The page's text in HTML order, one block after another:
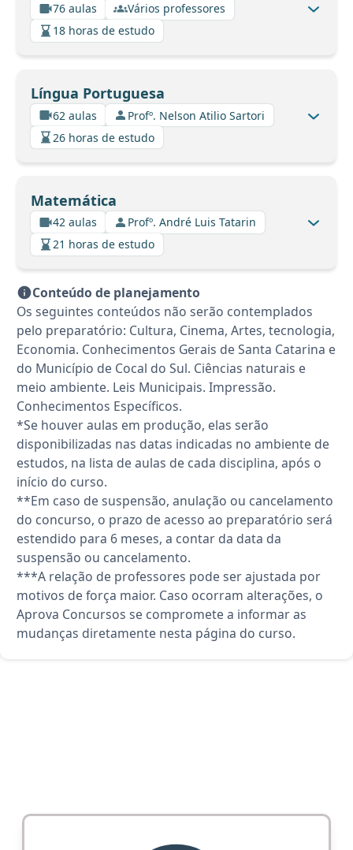
76 aulas
Vários professores
18 horas de estudo
Língua Portuguesa
62 aulas
Profº. Nelson Atilio Sartori
26 horas de estudo
Matemática
42 aulas
Profº. André Luis Tatarin
21 horas de estudo
Conteúdo de planejamento
Os seguintes conteúdos não serão contemplados
pelo preparatório: Cultura, Cinema, Artes, tecnologia,
Economia. Conhecimentos Gerais de Santa Catarina e
do Município de Cocal do Sul. Ciências naturais e
meio ambiente. Leis Municipais. Impressão.
Conhecimentos Específicos.
*Se houver aulas em produção, elas serão
disponibilizadas nas datas indicadas no ambiente de
estudos, na lista de aulas de cada disciplina, após o
início do curso.
**Em caso de suspensão, anulação ou cancelamento
do concurso, o prazo de acesso ao preparatório será
estendido para 6 meses, a contar da data da
suspensão ou cancelamento.
***A relação de professores pode ser ajustada por
motivos de força maior. Caso ocorram alterações, o
Aprova Concursos se compromete a informar as
mudanças diretamente nesta página do curso.